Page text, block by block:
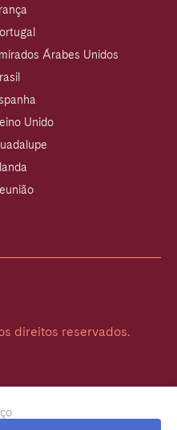
Árabes Unidos
Unido
direitos reservados.